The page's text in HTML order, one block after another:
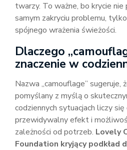
twarzy. To ważne, bo krycie nie
samym zakryciu problemu,
spójnego wrażenia świeżości.
Dlaczego
znaczenie w
Nazwa „camouflage” sugeruje,
pomyślany z myślą o
codziennych sytuacjach liczy się
przewidywalny efekt i
zależności od potrzeb. Lovely
Foundation kryjący podkład